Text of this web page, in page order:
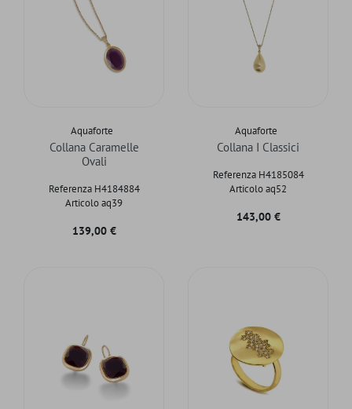
Aquaforte
Collana Caramelle
Ovali
Referenza H4184884
Articolo aq39
Prezzo
139,00 €
Aquaforte
Collana I Classici
Referenza H4185084
Articolo aq52
Prezzo
143,00 €